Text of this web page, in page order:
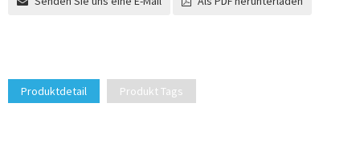
Produktdetail Produkt Tags